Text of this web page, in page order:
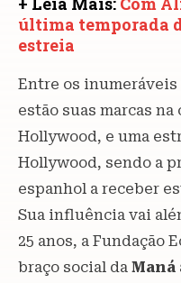
última temporada
estreia
Entre os
estão suas marcas na
Hollywood, e uma
Hollywood, sendo a
espanhol a receber
Sua influência vai
25 anos, a Fundação
braço social da Maná